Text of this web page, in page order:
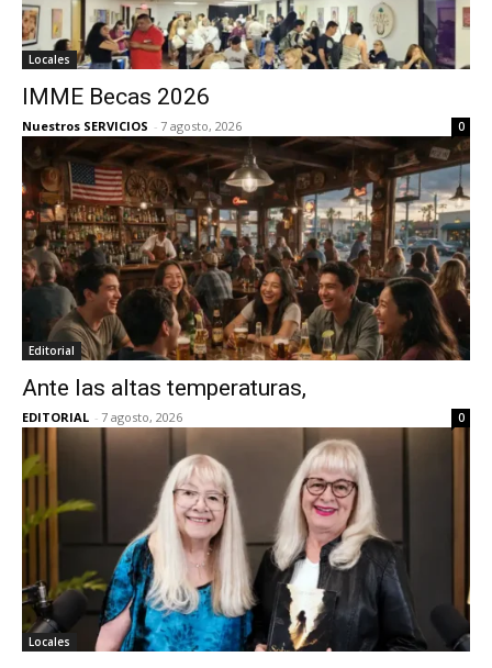
Locales
IMME Becas 2026
Nuestros SERVICIOS - 7 agosto, 2026 0
Editorial
Ante las altas temperaturas,
EDITORIAL - 7 agosto, 2026 0
Locales